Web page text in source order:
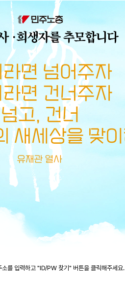
메뉴 건너뛰기
를 입력하고 "ID/PW 찾기" 버튼을 클릭해주세요.